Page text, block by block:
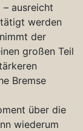
ausreicht
werden
der
großen Teil
Bremse
über die
wiederum